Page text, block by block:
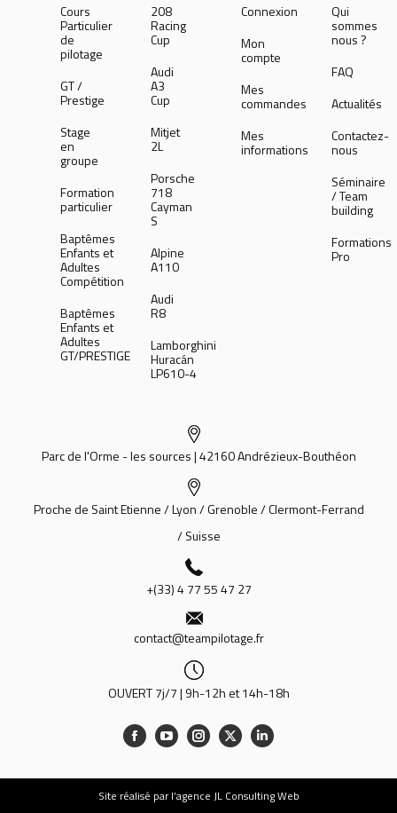
Cours
Particulier
de
pilotage
GT /
Prestige
Stage
en
groupe
Formation
particulier
Baptêmes
Enfants et
Adultes
Compétition
Baptêmes
Enfants et
Adultes
GT/PRESTIGE
208
Racing
Cup
Audi
A3
Cup
Mitjet
2L
Porsche
718
Cayman
S
Alpine
A110
Audi
R8
Lamborghini
Huracán
LP610-4
Connexion
Mon
compte
Mes
commandes
Mes
informations
Qui
sommes
nous ?
FAQ
Actualités
Contactez-
nous
Séminaire
/ Team
building
Formations
Pro
Parc de l'Orme - les sources | 42160 Andrézieux-Bouthéon
Proche de Saint Etienne / Lyon / Grenoble / Clermont-Ferrand
/ Suisse
+(33) 4 77 55 47 27
contact@teampilotage.fr
OUVERT 7j/7 | 9h-12h et 14h-18h
Site réalisé par l’agence JL Consulting Web